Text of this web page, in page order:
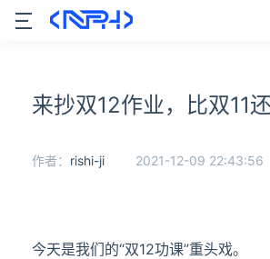
来抄双12作业，比双11还
作者： rishi-ji 2021-12-09 22:43:56
今天是我们的“双12功课”重头戏。